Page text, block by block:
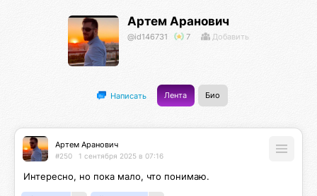
Артем Аранович
@id146731 7 Добавить
Написать Лента Био
Артем Аранович
#250 1 сентября 2025 в 07:16
Интересно, но пока мало, что понимаю.